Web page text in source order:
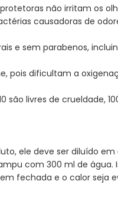
não irritam os
causadoras de
e sem parabenos,
pois dificultam a
são livres de crueldade,
ele deve ser diluído
com 300 ml de
fechada e o calor seja